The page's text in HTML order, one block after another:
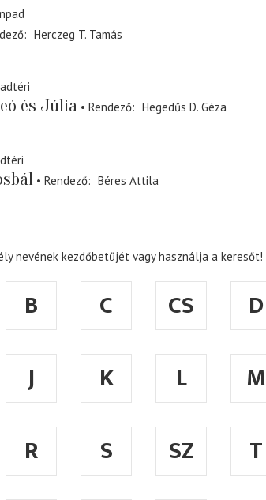
Herczeg T. Tamás
és Júlia Rendező
Hegedűs D. Géza
Rendező
Béres Attila
nevének kezdőbetűjét vagy használja a keresőt!
B C CS D
J K L M
R S SZ T